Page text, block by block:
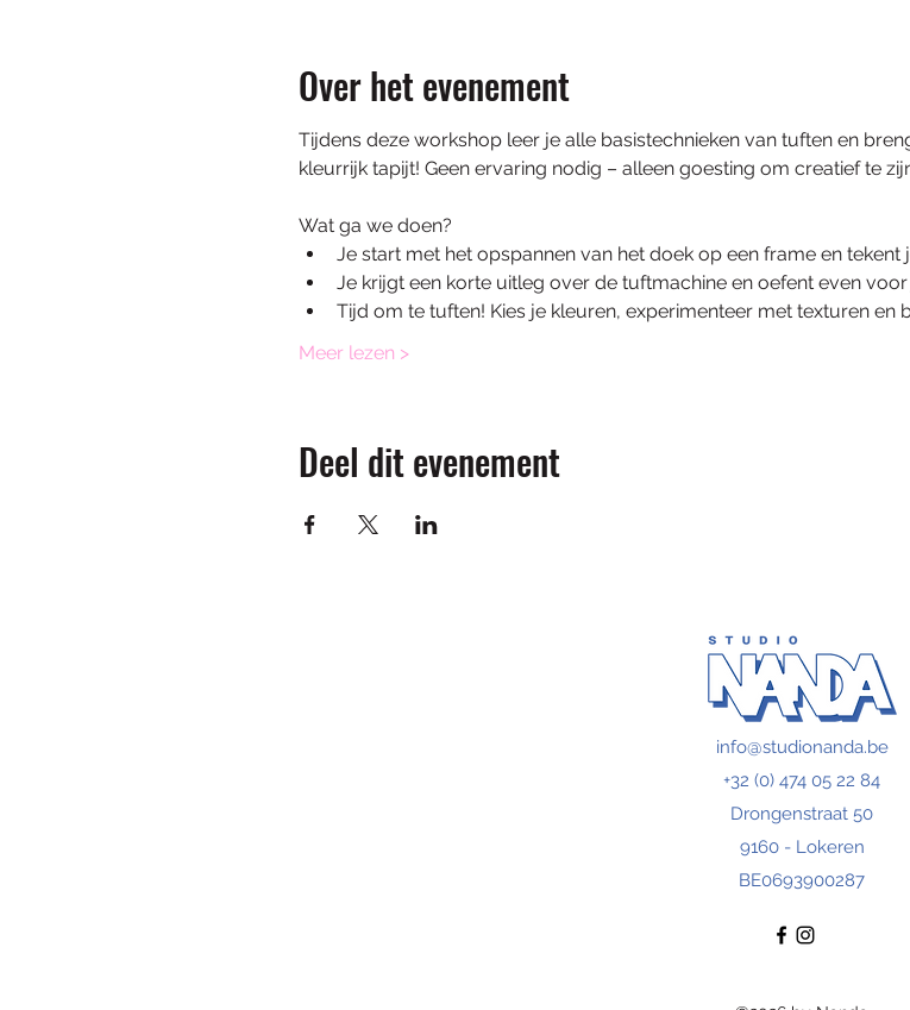
Over het evenement
Tijdens deze workshop leer je alle basistechnieken van tuften en
kleurrijk tapijt! Geen ervaring nodig – alleen goesting om creatief te
Wat ga we doen?
Je start met het opspannen van het doek op een frame en
Je krijgt een korte uitleg over de tuftmachine en oefent even
Tijd om te tuften! Kies je kleuren, experimenteer met texturen en
Meer lezen >
Deel dit evenement
info@studionanda.be
+32 (0) 474 05 22 84
Drongenstraat 50
9160 - Lokeren
BE0693900287